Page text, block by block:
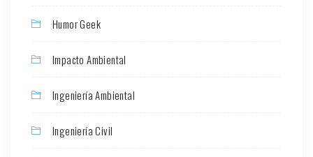
Humor Geek
Impacto Ambiental
Ingeniería Ambiental
Ingeniería Civil